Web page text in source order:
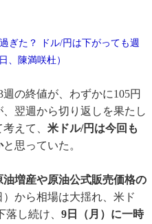
ぎた？ ドル/円は下がっても週
、陳満咲杜）
の終値が、わずかに105円
翌週から切り返しを果たし
えて、 米ドル/円は今回も
と思っていた。
増産や原油公式販売価格の
）から相場は大揺れ、米ド
し続け、 9日（月）に一時